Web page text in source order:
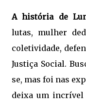
A história de
lutas, mulher
coletividade,
Justiça Social.
se, mas foi nas
deixa um incrível